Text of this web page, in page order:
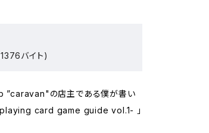
バイト)
の店主である僕が書い
playing card game guide vol.1- 」